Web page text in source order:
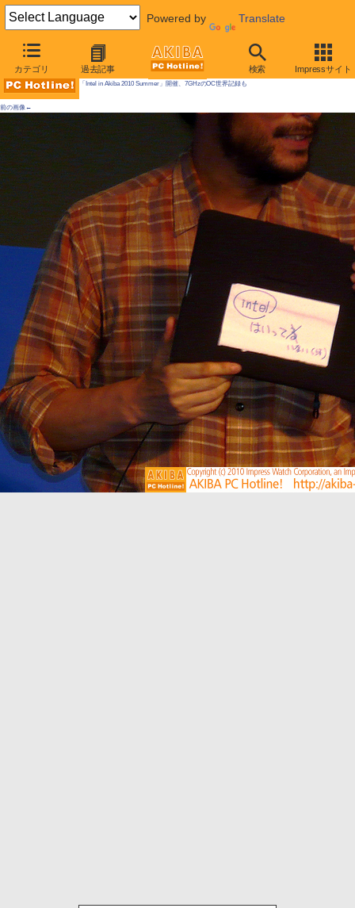
Powered by Translate
カテゴリ 過去記事 検索 Impressサイト
AKIBA PC Hotline! 2010年6月19日号
「Intel in Akiba 2010 Summer」開催、7GHzのOC世界記録も
前の画像←